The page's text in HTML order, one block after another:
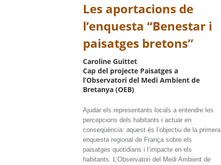
Les aportacions de
l’enquesta “Benestar i
paisatges bretons”
Caroline Guittet
Cap del projecte Paisatges a
l’Observatori del Medi Ambient de
Bretanya (OEB)
Ajudar els representants locals a entendre les
percepcions dels habitants i actuar en
conseqüència: aquest és l’objectiu de la primera
enquesta regional de França sobre els
paisatges quotidians i l’impacte en els
habitants. L’Observatori del Medi Ambient de